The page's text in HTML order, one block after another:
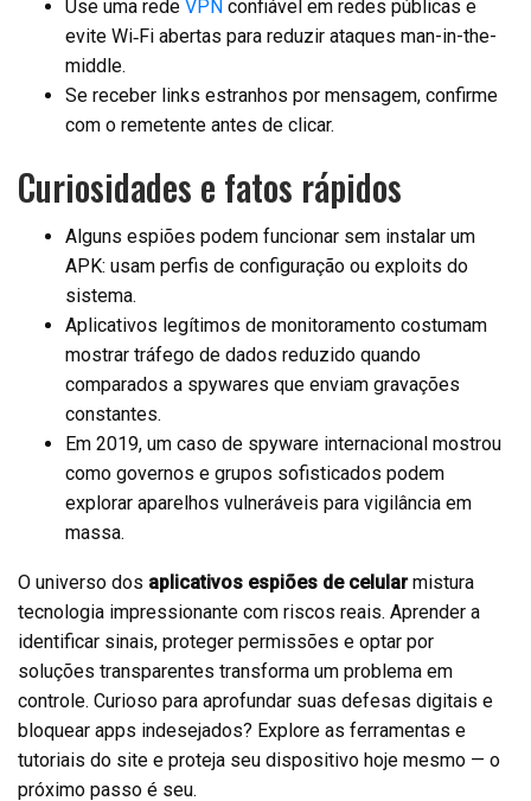
Use uma rede VPN confiável em redes públicas e
evite Wi‑Fi abertas para reduzir ataques man-in-the-
middle.
Se receber links estranhos por mensagem, confirme
com o remetente antes de clicar.
Curiosidades e fatos rápidos
Alguns espiões podem funcionar sem instalar um
APK: usam perfis de configuração ou exploits do
sistema.
Aplicativos legítimos de monitoramento costumam
mostrar tráfego de dados reduzido quando
comparados a spywares que enviam gravações
constantes.
Em 2019, um caso de spyware internacional mostrou
como governos e grupos sofisticados podem
explorar aparelhos vulneráveis para vigilância em
massa.
O universo dos aplicativos espiões de celularmistura
tecnologia impressionante com riscos reais. Aprender a
identificar sinais, proteger permissões e optar por
soluções transparentes transforma um problema em
controle. Curioso para aprofundar suas defesas digitais e
bloquear apps indesejados? Explore as ferramentas e
tutoriais do site e proteja seu dispositivo hoje mesmo — o
próximo passo é seu.